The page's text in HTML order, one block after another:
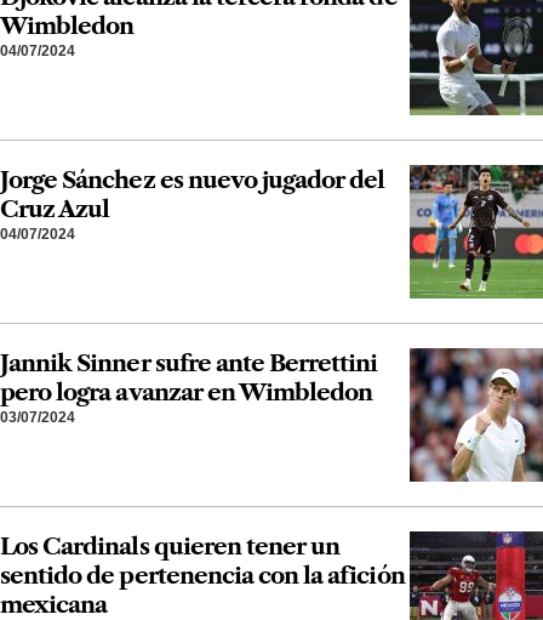
Wimbledon
04/07/2024
Jorge Sánchez es nuevo jugador del
Cruz Azul
04/07/2024
Jannik Sinner sufre ante Berrettini
pero logra avanzar en Wimbledon
03/07/2024
Los Cardinals quieren tener un
sentido de pertenencia con la afición
mexicana